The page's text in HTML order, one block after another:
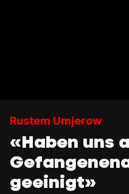
Rustem Umjerow
«Haben uns
geeinigt»